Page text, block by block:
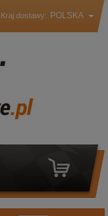
Kraj dostawy: POLSKA